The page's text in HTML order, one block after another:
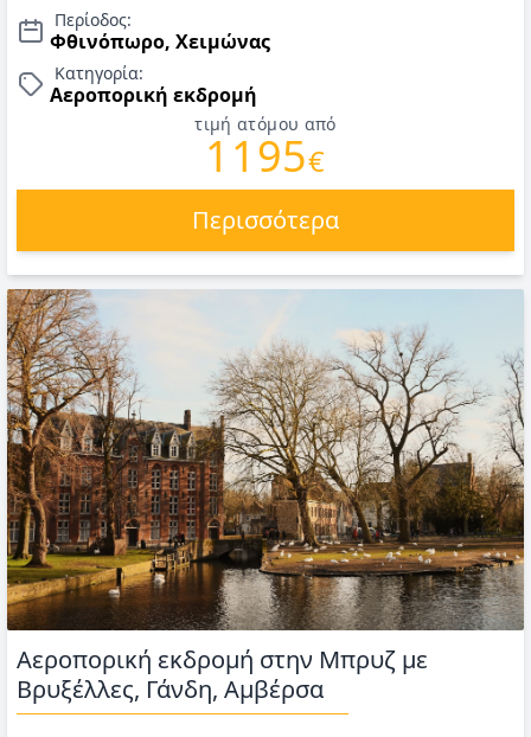
Περίοδος:
Φθινόπωρο, Χειμώνας
Κατηγορία:
Αεροπορική εκδρομή
τιμή ατόμου από
1195€
Περισσότερα
Αεροπορική εκδρομή στην Μπρυζ με
Βρυξέλλες, Γάνδη, Αμβέρσα